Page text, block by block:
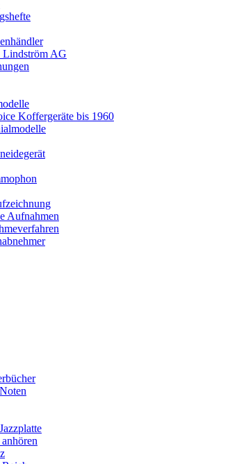
Lindström AG
Koffergeräte bis 1960
Aufnahmen